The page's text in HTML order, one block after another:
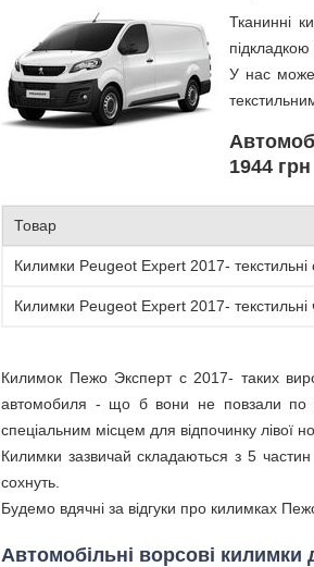
Тканинні
підкладкою
У нас
1944 грн
Товар
Килимки Peugeot Expert 2017- текстильні
Килимки Peugeot Expert 2017- текстильні
Килимок Пежо Эксперт с 2017- таких
автомобиля - що б вони не повзали по
спеціальним місцем для відпочинку лівої
Килимки зазвичай складаються з 5
сохнуть.
Будемо вдячні за відгуки про килимках
Автомобільні ворсові